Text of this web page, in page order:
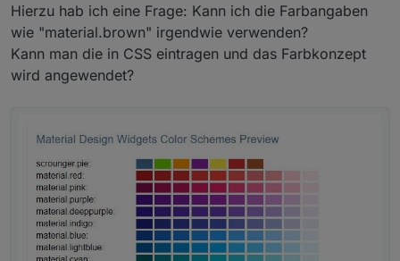
Hierzu hab ich eine Frage: Kann ich die Farbangaben
wie "material.brown" irgendwie verwenden?
Kann man die in CSS eintragen und das Farbkonzept
wird angewendet?